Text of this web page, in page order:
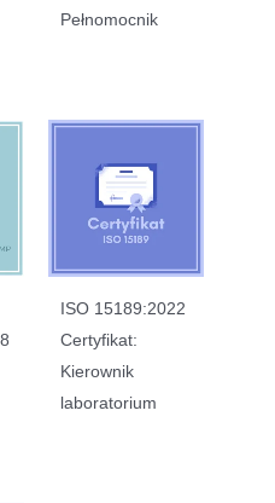
Pełnomocnik
ISO 15189:2022
Certyfikat:
Kierownik
laboratorium